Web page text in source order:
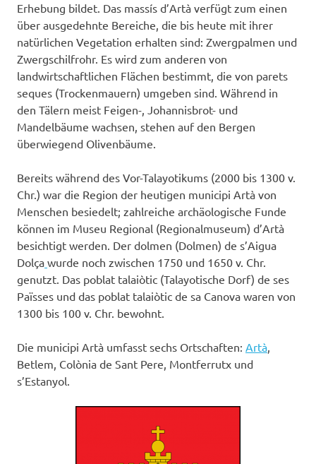
Erhebung bildet. Das massís d’Artà verfügt zum einen
über ausgedehnte Bereiche, die bis heute mit ihrer
natürlichen Vegetation erhalten sind: Zwergpalmen und
Zwergschilfrohr. Es wird zum anderen von
landwirtschaftlichen Flächen bestimmt, die von parets
seques (Trockenmauern) umgeben sind. Während in
den Tälern meist Feigen-, Johannisbrot- und
Mandelbäume wachsen, stehen auf den Bergen
überwiegend Olivenbäume.
Bereits während des Vor-Talayotikums (2000 bis 1300 v.
Chr.) war die Region der heutigen municipi Artà von
Menschen besiedelt; zahlreiche archäologische Funde
können im Museu Regional (Regionalmuseum) d’Artà
besichtigt werden. Der dolmen (Dolmen) de s’Aigua
Dolça wurde noch zwischen 1750 und 1650 v. Chr.
genutzt. Das poblat talaiòtic (Talayotische Dorf) de ses
Païsses und das poblat talaiòtic de sa Canova waren von
1300 bis 100 v. Chr. bewohnt.
Die municipi Artà umfasst sechs Ortschaften: Artà,
Betlem, Colònia de Sant Pere, Montferrutx und
s’Estanyol.